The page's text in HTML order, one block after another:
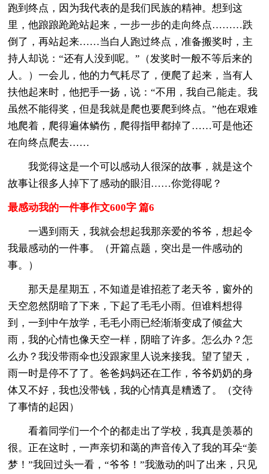
跑到终点，因为我代表的是我们民族的精神。想到这
里，他踉踉跄跄站起来，一步一步的走向终点………跌
倒了，再站起来……当白人跑过终点，准备搬奖时，主
持人却说：“还有人没到呢。”（发奖时一般不等后来的
人。）一会儿，他的力气耗尽了，便爬了起来，当有人
扶他起来时，他把手一扬，说：“不用，我自己能走。我
虽然不能得奖，但是我就是爬也要爬到终点。”他在艰难
地爬着，爬得遍体鳞伤，爬得指甲都掉了……可是他还
在向终点爬去……
我觉得这是一个可以感动人很深的故事，就是这个
故事让很多人掉下了感动的眼泪……你觉得呢？
最感动我的一件事作文600字 篇6
一遇到雨天，我就会想起我那亲爱的爷爷，想起令
我最感动的一件事。（开篇点题，突出是一件感动的
事。）
那天是星期五，不知道是谁招惹了老天爷，窗外的
天空忽然阴暗了下来，下起了毛毛小雨。但谁料想得
到，一到中午放学，毛毛小雨已经渐渐变成了倾盆大
雨，我的心情也像天空一样，阴暗了许多。怎么办？怎
么办？我没带雨伞也没跟家里人说来接我。望了望天，
雨一时是停不了了。爸爸妈妈还在工作，爷爷奶奶的身
体又不好，我也没带钱，我的心情真是糟透了。（交待
了事情的起因）
看着同学们一个个的都走出了学校，我真是羡慕的
很。正在这时，一声亲切和蔼的声音传入了我的耳朵“姜
梦！”我回过头一看，“爷爷！”我激动的叫了出来，只见